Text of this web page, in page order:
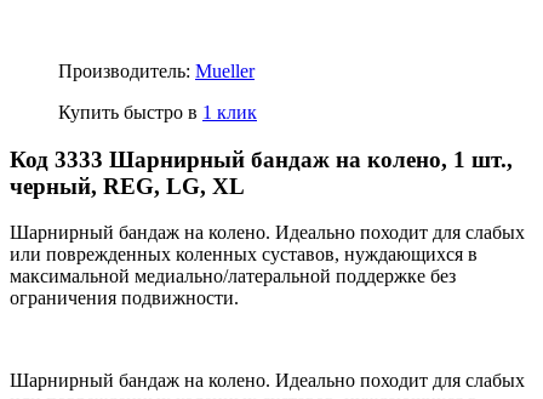
Производитель: Mueller
Купить быстро в 1 клик
Код 3333 Шарнирный бандаж на колено, 1 шт.,
черный, REG, LG, XL
Шарнирный бандаж на колено. Идеально походит для слабых
или поврежденных коленных суставов, нуждающихся в
максимальной медиально/латеральной поддержке без
ограничения подвижности.
Шарнирный бандаж на колено. Идеально походит для слабых